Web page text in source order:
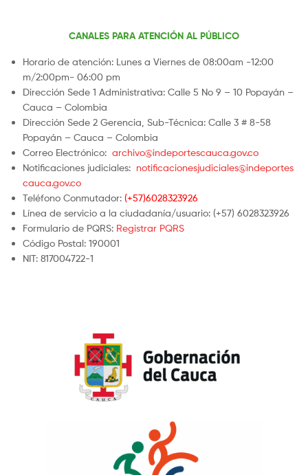
CANALES PARA ATENCIÓN AL PÚBLICO
Horario de atención: Lunes a Viernes de 08:00am -12:00
m/2:00pm- 06:00 pm
Dirección Sede 1 Administrativa: Calle 5 No 9 – 10 Popayán –
Cauca – Colombia
Dirección Sede 2 Gerencia, Sub-Técnica: Calle 3 # 8-58
Popayán – Cauca – Colombia
Correo Electrónico: archivo@indeportescauca.gov.co
Notificaciones judiciales: notificacionesjudiciales@indeportes
cauca.gov.co
Teléfono Conmutador: (+57)6028323926
Línea de servicio a la ciudadanía/usuario: (+57) 6028323926
Formulario de PQRS: Registrar PQRS
Código Postal: 190001
NIT: 817004722-1